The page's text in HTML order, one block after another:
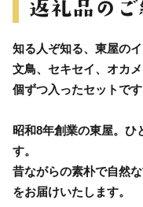
知る人ぞ知る、東屋の
文鳥、セキセイ、オカ
個ずつ入ったセットです
昭和8年創業の東屋。ひ
す。
昔ながらの素朴で自然
をお届けいたします。